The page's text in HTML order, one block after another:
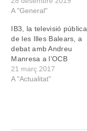
A "General"
IB3, la televisió pública
de les Illes Balears, a
debat amb Andreu
Manresa a l’OCB
21 març 2017
A "Actualitat"